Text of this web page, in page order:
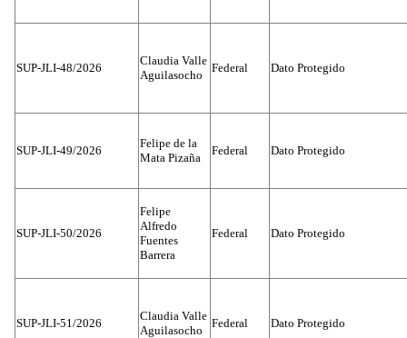
SUP-JLI-48/2026
Claudia Valle
Aguilasocho
Federal Dato Protegido
SUP-JLI-49/2026
Felipe de la
Mata Pizaña
Federal Dato Protegido
SUP-JLI-50/2026
Felipe
Alfredo
Fuentes
Barrera
Federal Dato Protegido
SUP-JLI-51/2026
Claudia Valle
Aguilasocho
Federal Dato Protegido